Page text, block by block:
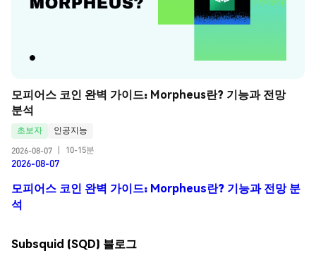
모피어스 코인 완벽 가이드: Morpheus란? 기능과 전망
분석
초보자
인공지능
2026-08-07
10-15분
2026-08-07
모피어스 코인 완벽 가이드: Morpheus란? 기능과 전망 분
석
Subsquid (SQD) 블로그